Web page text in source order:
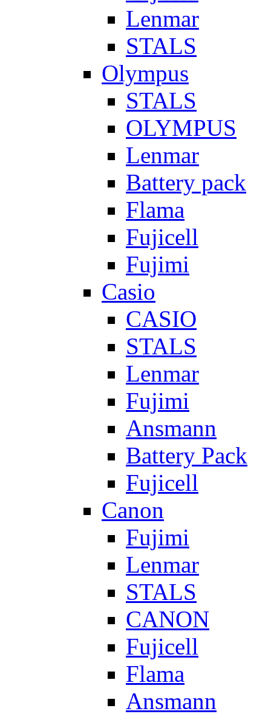
Lenmar
STALS
Olympus
STALS
OLYMPUS
Lenmar
Battery pack
Flama
Fujicell
Fujimi
Casio
CASIO
STALS
Lenmar
Fujimi
Ansmann
Battery Pack
Fujicell
Canon
Fujimi
Lenmar
STALS
CANON
Fujicell
Flama
Ansmann